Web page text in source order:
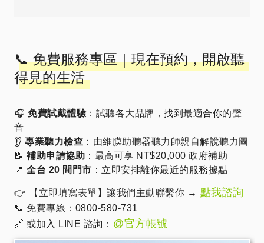
📞 免費服務專區｜現在預約，開啟聽
得見的生活
🎧 免費試戴體驗：試聽各大品牌，找到最適合你的聲
音
👂 專業聽力檢查 ：由維膜助聽器聽力師親自解說聽力圖
📝 補助申請協助 ：最高可享 NT$20,000 政府補助
📍 全台 20 間門市 ：立即安排離你最近的服務據點
👉 【立即填寫表單】讓我們主動聯繫你 → 點我諮詢
📞 免費專線：0800-580-731
🔗 或加入 LINE 諮詢： @官方帳號